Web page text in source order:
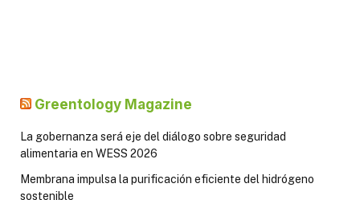
Greentology Magazine
La gobernanza será eje del diálogo sobre seguridad
alimentaria en WESS 2026
Membrana impulsa la purificación eficiente del hidrógeno
sostenible